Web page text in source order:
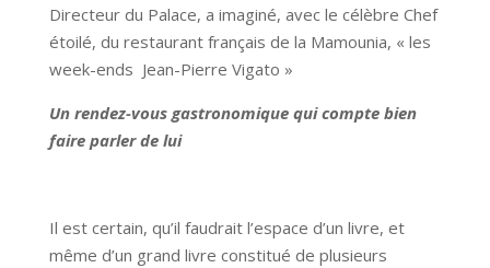
Directeur du Palace, a imaginé, avec le célèbre Chef
étoilé, du restaurant français de la Mamounia, « les
week-ends Jean-Pierre Vigato »
Un rendez-vous gastronomique qui compte bien
faire parler de lui
Il est certain, qu’il faudrait l’espace d’un livre, et
même d’un grand livre constitué de plusieurs